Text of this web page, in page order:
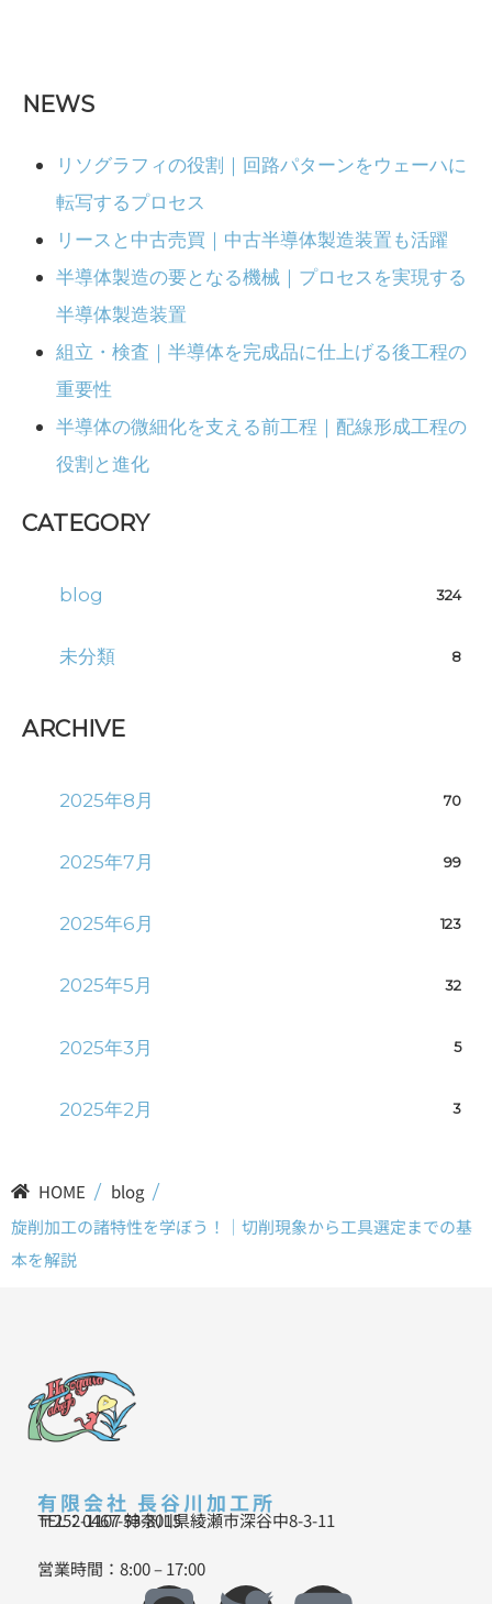
NEWS
リソグラフィの役割｜回路パターンをウェーハに
転写するプロセス
リースと中古売買｜中古半導体製造装置も活躍
半導体製造の要となる機械｜プロセスを実現する
半導体製造装置
組立・検査｜半導体を完成品に仕上げる後工程の
重要性
半導体の微細化を支える前工程｜配線形成工程の
役割と進化
CATEGORY
blog 324
未分類 8
ARCHIVE
2025年8月 70
2025年7月 99
2025年6月 123
2025年5月 32
2025年3月 5
2025年2月 3
HOME / blog /
旋削加工の諸特性を学ぼう！｜切削現象から工具選定までの基
本を解説
有限会社 長谷川加工所
〒252-1107 神奈川県綾瀬市深谷中8-3-11
TEL：0467-53-8015
営業時間：8:00 – 17:00